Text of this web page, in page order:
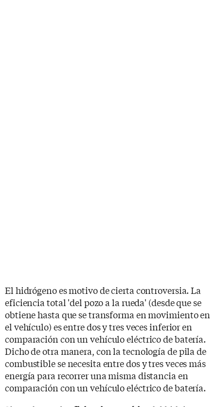
El hidrógeno es motivo de cierta controversia. La
eficiencia total 'del pozo a la rueda' (desde que se
obtiene hasta que se transforma en movimiento en
el vehículo) es entre dos y tres veces inferior en
comparación con un vehículo eléctrico de batería.
Dicho de otra manera, con la tecnología de pila de
combustible se necesita entre dos y tres veces más
energía para recorrer una misma distancia en
comparación con un vehículo eléctrico de batería.